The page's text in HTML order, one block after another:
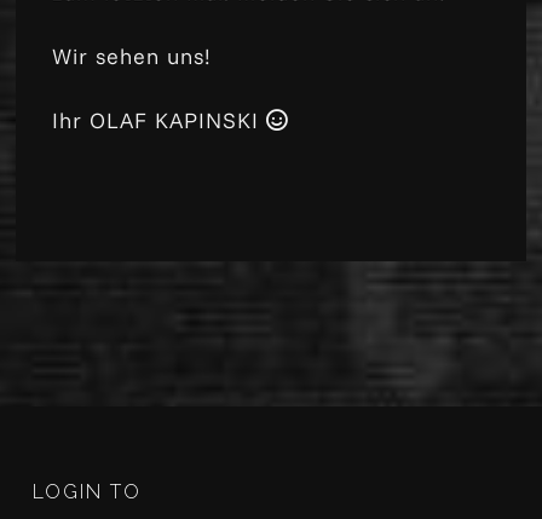
Wir sehen uns!
Ihr OLAF KAPINSKI
LOGIN TO